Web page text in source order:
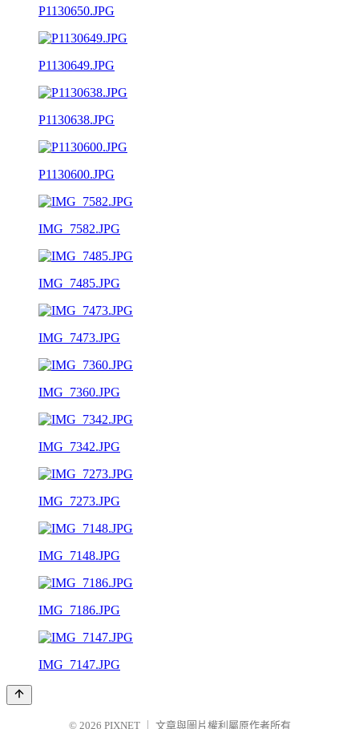
P1130650.JPG
P1130649.JPG
P1130638.JPG
P1130600.JPG
IMG_7582.JPG
IMG_7485.JPG
IMG_7473.JPG
IMG_7360.JPG
IMG_7342.JPG
IMG_7273.JPG
IMG_7148.JPG
IMG_7186.JPG
IMG_7147.JPG
© 2026 PIXNET 文章與圖片權利屬原作者所有